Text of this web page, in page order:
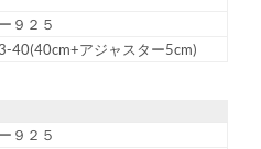
９２５
40(40cm+アジャスター5cm)
９２５